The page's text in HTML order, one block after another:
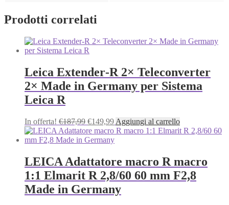
Prodotti correlati
Leica Extender‑R 2× Teleconverter
2× Made in Germany per Sistema
Leica R
In offerta! €187,99 Il
prezzo
originale
€187,99.
€149,99Il
prezzo
attuale
Aggiungi al carrello
LEICA Adattatore macro R macro
1:1 Elmarit R 2,8/60 60 mm F2,8
Made in Germany